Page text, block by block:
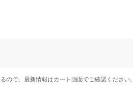
で、最新情報はカート画面でご確認ください。